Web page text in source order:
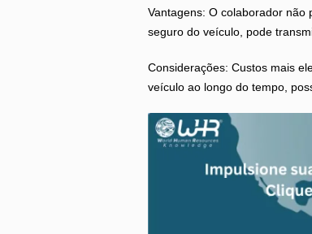
Vantagens: O colaborador não
seguro do veículo, pode
Considerações: Custos mais
veículo ao longo do tempo,